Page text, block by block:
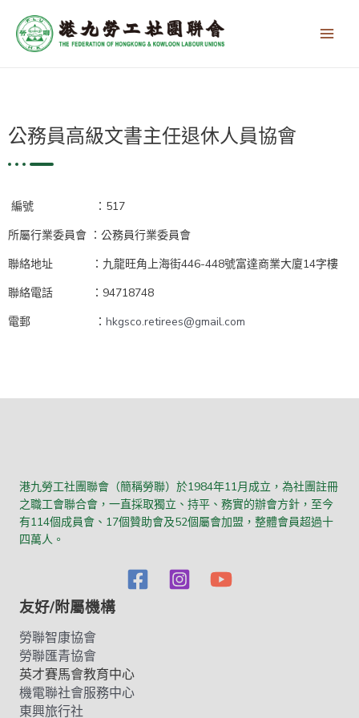
公務員高級文書主任退休人員協會
編號 ：517
所屬行業委員會 ：公務員行業委員會
聯絡地址 ：九龍旺角上海街446-448號富達商業大廈14字樓
聯絡電話 ：94718748
電郵 ： hkgsco.retirees@gmail.com
港九勞工社團聯會（簡稱勞聯）於1984年11月成立，為社團註冊
之職工會聯合會，一直採取獨立、持平、務實的辦會方針，至今
有114個成員會、17個贊助會及52個屬會加盟，整體會員超過十
四萬人。
友好/附屬機構
勞聯智康協會
勞聯匯青協會
英才賽馬會教育中心
機電聯社會服務中心
東興旅行社